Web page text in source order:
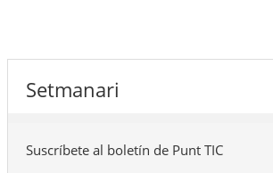
Setmanari
Suscríbete al boletín de Punt TIC